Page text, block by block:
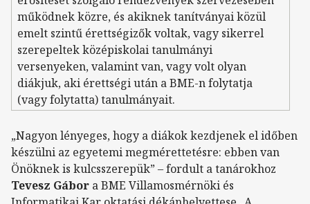
működnek közre, és akiknek tanítványai közül
emelt szintű érettségizők voltak, vagy sikerrel
szerepeltek középiskolai tanulmányi
versenyeken, valamint van, vagy volt olyan
diákjuk, aki érettségi után a BME-n folytatja
(vagy folytatta) tanulmányait.
„Nagyon lényeges, hogy a diákok kezdjenek el időben
készülni az egyetemi megmérettetésre: ebben van
Önöknek is kulcsszerepük” – fordult a tanárokhoz
Tevesz Gábor a BME Villamosmérnöki és